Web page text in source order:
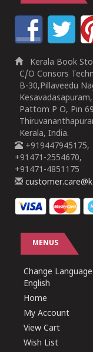
Kerala Book
C/O Consors
B-30,Pillaveedu
Kesavadasapuram,
Pattom P O, Pin
Kerala, India.
+919447945175,
+91471-2554670,
+91471-4851175
MENUS
Change
English
Home
My Account
View Cart
Wish List